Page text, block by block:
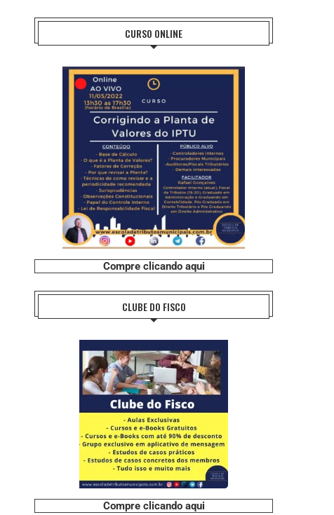
#CHARGE: CERCA DE 30% DOS
CURSO ONLINE
Compre clicando aqui
CLUBE DO FISCO
Compre clicando aqui